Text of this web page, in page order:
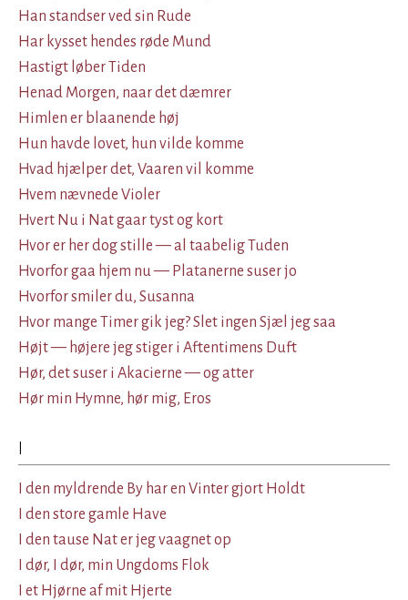
Han standser ved sin Rude
Har kysset hendes røde Mund
Hastigt løber Tiden
Henad Morgen, naar det dæmrer
Himlen er blaanende høj
Hun havde lovet, hun vilde komme
Hvad hjælper det, Vaaren vil komme
Hvem nævnede Violer
Hvert Nu i Nat gaar tyst og kort
Hvor er her dog stille — al taabelig Tuden
Hvorfor gaa hjem nu — Platanerne suser jo
Hvorfor smiler du, Susanna
Hvor mange Timer gik jeg? Slet ingen Sjæl jeg saa
Højt — højere jeg stiger i Aftentimens Duft
Hør, det suser i Akacierne — og atter
Hør min Hymne, hør mig, Eros
I
I den myldrende By har en Vinter gjort Holdt
I den store gamle Have
I den tause Nat er jeg vaagnet op
I dør, I dør, min Ungdoms Flok
I et Hjørne af mit Hjerte